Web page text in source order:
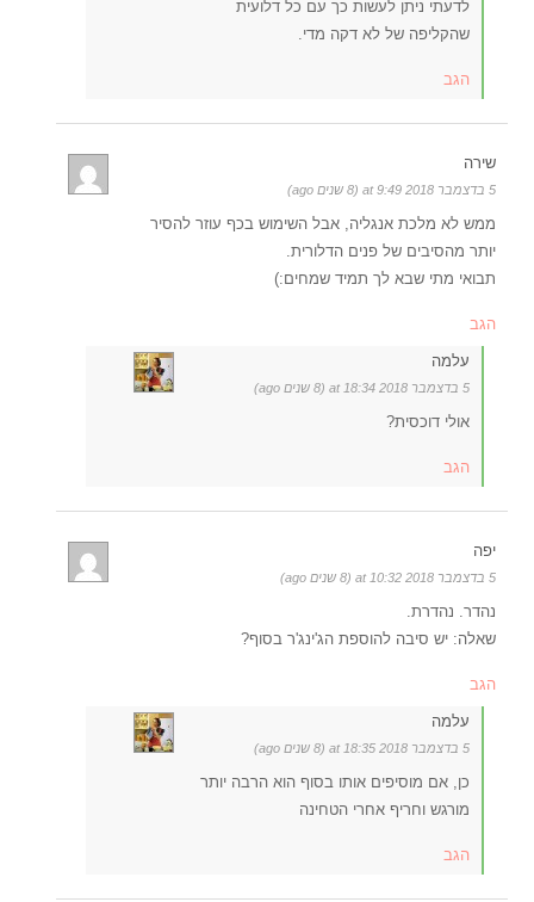
לדעתי ניתן לעשות כך עם כל דלועית
שהקליפה של לא דקה מדי.
הגב
שירה
5 בדצמבר 2018 at 9:49 (8 שנים ago)
ממש לא מלכת אנגליה, אבל השימוש בכף עוזר להסיר
יותר מהסיבים של פנים הדלורית.
תבואי מתי שבא לך תמיד שמחים:)
הגב
עלמה
5 בדצמבר 2018 at 18:34 (8 שנים ago)
אולי דוכסית?
הגב
יפה
5 בדצמבר 2018 at 10:32 (8 שנים ago)
נהדר. נהדרת.
שאלה: יש סיבה להוספת הג'ינג'ר בסוף?
הגב
עלמה
5 בדצמבר 2018 at 18:35 (8 שנים ago)
כן, אם מוסיפים אותו בסוף הוא הרבה יותר
מורגש וחריף אחרי הטחינה
הגב